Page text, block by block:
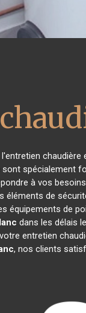
l'entretien
spécialement
à vos
éléments de
équipements de
dans les délais
entretien
, nos clients